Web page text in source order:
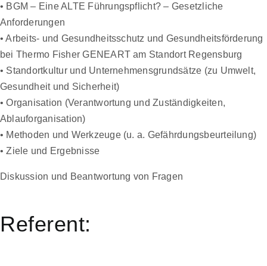
• BGM – Eine ALTE Führungspflicht? – Gesetzliche
Anforderungen
• Arbeits- und Gesundheitsschutz und Gesundheitsförderung
bei Thermo Fisher GENEART am Standort Regensburg
• Standortkultur und Unternehmensgrundsätze (zu Umwelt,
Gesundheit und Sicherheit)
• Organisation (Verantwortung und Zuständigkeiten,
Ablauforganisation)
• Methoden und Werkzeuge (u. a. Gefährdungsbeurteilung)
• Ziele und Ergebnisse
Diskussion und Beantwortung von Fragen
Referent: